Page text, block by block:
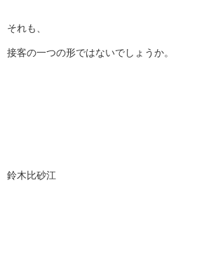
それも、
接客の一つの形ではないでしょうか。
鈴木比砂江